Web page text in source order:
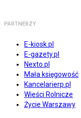
PARTNERZY
E-kiosk.pl
E-gazety.pl
Nexto.pl
Mała księgowość
Kancelarierp.pl
Wieści Rolnicze
Życie Warszawy